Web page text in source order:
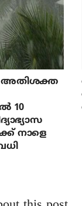
അതിശക്ത
10
നാളെ